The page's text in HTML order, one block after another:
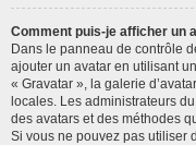
Comment puis-je afficher un
Dans le panneau de contrôle
ajouter un avatar en utilisant
« Gravatar », la galerie
locales. Les administrateurs
des avatars et des méthodes
Si vous ne pouvez pas utiliser